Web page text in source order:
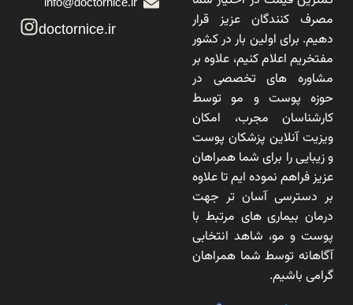
مصرف کنندگان عزیز قرار
دهیم. برای اولین بار در کشور
مفتخریم اعلام کنیم، علاوه بر
مشاوره های تخصصی در
حوزه پوست و مو توسط
کارشناسان مجرب، امکان
ویزیت آنلاین پزشکان پوست
و زیبایی را برای شما همراهان
عزیز فراهم نموده ایم تا علاوه
بر دسترسی آسان تر جهت
درمان بیماری های مرتبط با
پوست و مو، شاهد انتخابی
آگاهانه توسط شما همراهان
گرامی باشیم.
doctornice.ir